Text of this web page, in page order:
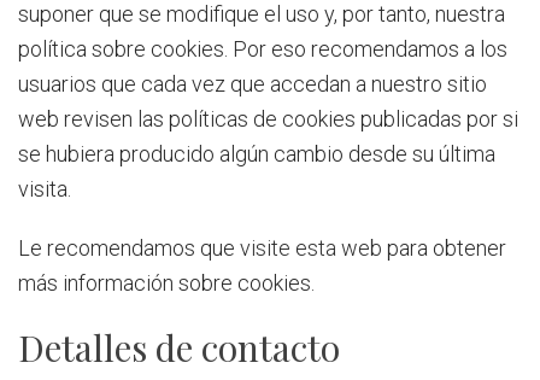
suponer que se modifique el uso y, por tanto, nuestra
política sobre cookies. Por eso recomendamos a los
usuarios que cada vez que accedan a nuestro sitio
web revisen las políticas de cookies publicadas por si
se hubiera producido algún cambio desde su última
visita.
Le recomendamos que visite esta web para obtener
más información sobre cookies.
Detalles de contacto